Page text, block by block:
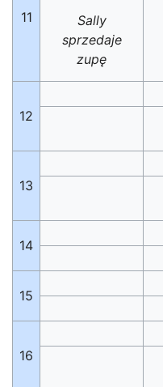
11
Sally
sprzedaje
zupę
12
13
14
15
16